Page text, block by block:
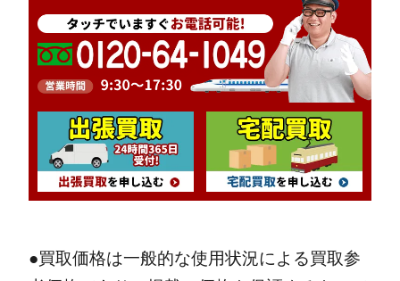
●買取価格は一般的な使用状況による買取参